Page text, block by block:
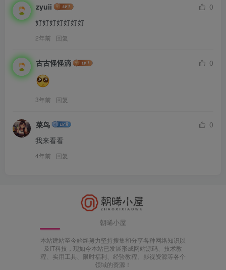
zyuii
0
好好好好好好好
2年前 回复
古古怪怪滴 0
3年前 回复
菜鸟
0
我来看看
4年前 回复
朝晞小屋
本站建站至今始终努力坚持搜集和分享各种网络知识以
及IT科技，现如今本站已发展形成网站源码、技术教
程、实用工具、限时福利、经验教程、影视资源等各个
领域的资源！